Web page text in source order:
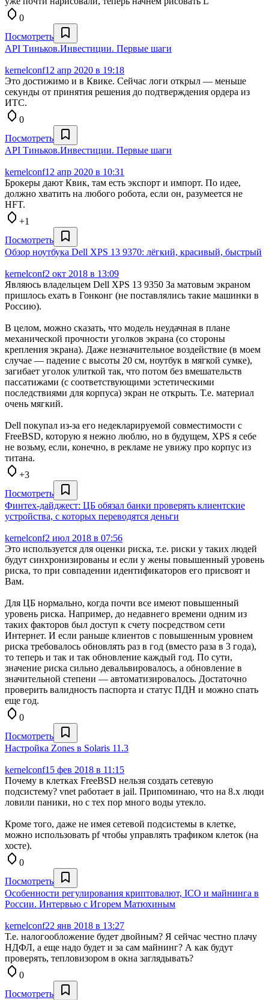
0
Посмотреть
API Тиньков.Инвестиции. Первые шаги
kernelconf12 апр 2020 в 19:18
Это достижимо и в Квике. Сейчас логи открыл — меньше
секунды от принятия решения до подтверждения ордера из
ИТС.
0
Посмотреть
API Тиньков.Инвестиции. Первые шаги
kernelconf12 апр 2020 в 10:31
Брокеры дают Квик, там есть экспорт и импорт. По идее,
должно хватить на любого робота, если он, разумеется не
HFT.
+1
Посмотреть
Обзор ноутбука Dell XPS 13 9370: лёгкий, красивый, быстрый
kernelconf2 окт 2018 в 13:09
Являюсь владельцем Dell XPS 13 9350 За матовым экраном
пришлось ехать в Гонконг (не поставлялись такие машинки в
Россию).
В целом, можно сказать, что модель неудачная в плане
механической прочности уголков экрана (со стороны
крепления экрана). Даже незначительное воздействие (в моем
случае — падение с высоты 20 см, ноутбук в мягкой сумке),
загибает уголок улиткой так, что потом без вмешательств
пассатижами (с соответствующими эстетическими
последствиями для корпуса) экран не открыть. Т.е. материал
очень мягкий.
Dell покупал из-за его недекларируемой совместимости с
FreeBSD, которую я нежно люблю, но в будущем, XPS я себе
не возьму, если, конечно, в рекламе не увижу про корпус из
титана.
+3
Посмотреть
Финтех-дайджест: ЦБ обязал банки проверять клиентские
устройства, с которых переводятся деньги
kernelconf2 июл 2018 в 07:56
Это используется для оценки риска, т.е. риски у таких людей
будут синхронизированы и если у жены повышенный уровень
риска, то при совпадении идентификаторов его присвоят и
Вам.
Для ЦБ нормально, когда почти все имеют повышенный
уровень риска. Например, до недавнего времени одним из
таких факторов был доступ к счету посредством сети
Интернет. И если раньше клиентов с повышенным уровнем
риска требовалось обновлять раз в год (вместо раза в 3 года),
то теперь и так и так обновление каждый год. По сути,
значение риска сильно девальвировалось, а обновление в
значительной степени — автоматизировалось. Достаточно
проверить валидность паспорта и статус ПДН и можно спать
еще год.
0
Посмотреть
Настройка Zones в Solaris 11.3
kernelconf15 фев 2018 в 11:15
Почему в клетках FreeBSD нельзя создать сетевую
подсистему? vnet работает в jail. Припоминаю, что на 8.x люди
ловили паники, но с тех пор много воды утекло.
Кроме того, даже не имея сетевой подсистемы в клетке,
можно использовать pf чтобы управлять трафиком клеток (на
хосте).
0
Посмотреть
Особенности регулирования криптовалют, ICO и майнинга в
России. Интервью с Игорем Матюхиным
kernelconf22 янв 2018 в 13:27
Т.е. налогообложение будет двойным? Я сейчас честно плачу
НДФЛ, а еще надо будет и за сам майнинг? А как будут
проверять, тепловизором в окна заглядывать?
0
Посмотреть